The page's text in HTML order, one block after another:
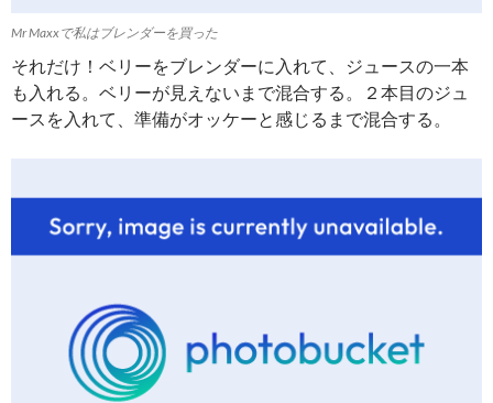
Mr Maxxで私はブレンダーを買った
それだけ！ベリーをブレンダーに入れて、ジュースの一本
も入れる。ベリーが見えないまで混合する。２本目のジュ
ースを入れて、準備がオッケーと感じるまで混合する。